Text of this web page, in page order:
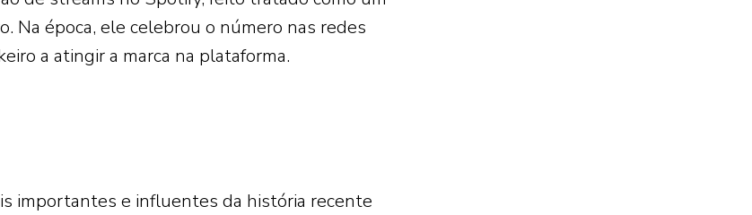
Na época, ele celebrou o número nas redes
a atingir a marca na plataforma.
importantes e influentes da história recente